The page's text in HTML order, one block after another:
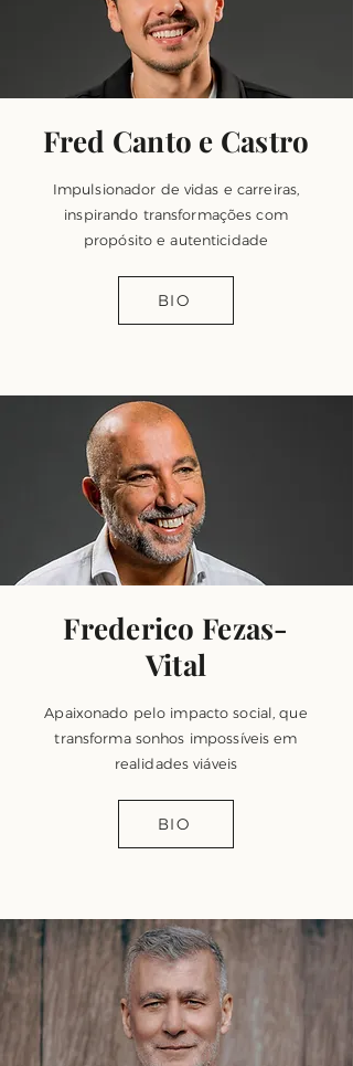
Fred Canto e Castro
Impulsionador de vidas e carreiras,
inspirando transformações com
propósito e autenticidade
BIO
Frederico Fezas-
Vital
Apaixonado pelo impacto social, que
transforma sonhos impossíveis em
realidades viáveis
BIO